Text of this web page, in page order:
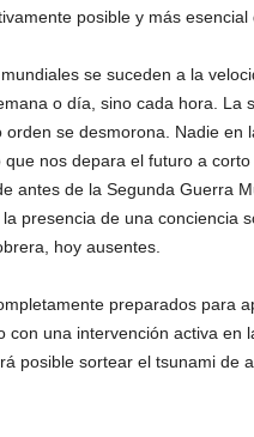
posible y más esencial
se suceden a la
o día, sino cada hora. La
orden se desmorona. Nadie
nos depara el futuro a
antes de la Segunda Guerra
presencia de una conciencia
hoy ausentes.
preparados para
con una intervención activa en
posible sortear el tsunami de